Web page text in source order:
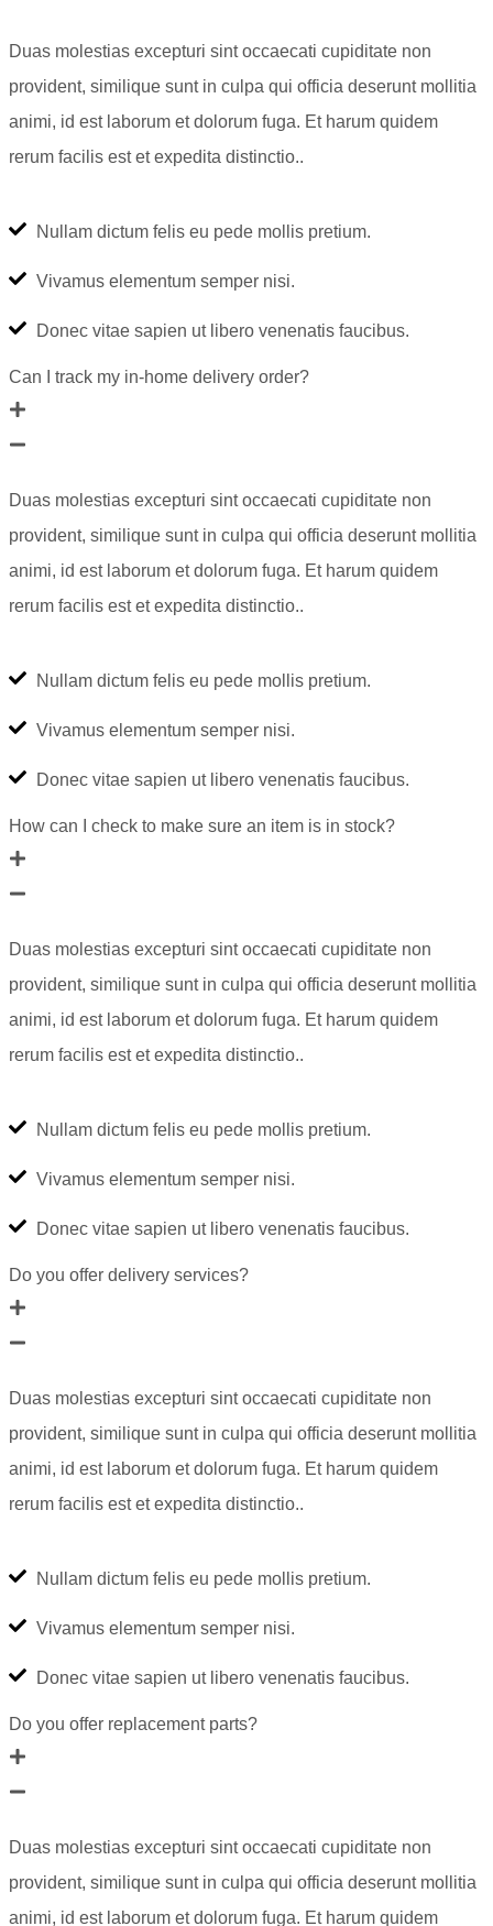
Duas molestias excepturi sint occaecati cupiditate non
provident, similique sunt in culpa qui officia deserunt mollitia
animi, id est laborum et dolorum fuga. Et harum quidem
rerum facilis est et expedita distinctio..
Nullam dictum felis eu pede mollis pretium.
Vivamus elementum semper nisi.
Donec vitae sapien ut libero venenatis faucibus.
Can I track my in-home delivery order?
Duas molestias excepturi sint occaecati cupiditate non
provident, similique sunt in culpa qui officia deserunt mollitia
animi, id est laborum et dolorum fuga. Et harum quidem
rerum facilis est et expedita distinctio..
Nullam dictum felis eu pede mollis pretium.
Vivamus elementum semper nisi.
Donec vitae sapien ut libero venenatis faucibus.
How can I check to make sure an item is in stock?
Duas molestias excepturi sint occaecati cupiditate non
provident, similique sunt in culpa qui officia deserunt mollitia
animi, id est laborum et dolorum fuga. Et harum quidem
rerum facilis est et expedita distinctio..
Nullam dictum felis eu pede mollis pretium.
Vivamus elementum semper nisi.
Donec vitae sapien ut libero venenatis faucibus.
Do you offer delivery services?
Duas molestias excepturi sint occaecati cupiditate non
provident, similique sunt in culpa qui officia deserunt mollitia
animi, id est laborum et dolorum fuga. Et harum quidem
rerum facilis est et expedita distinctio..
Nullam dictum felis eu pede mollis pretium.
Vivamus elementum semper nisi.
Donec vitae sapien ut libero venenatis faucibus.
Do you offer replacement parts?
Duas molestias excepturi sint occaecati cupiditate non
provident, similique sunt in culpa qui officia deserunt mollitia
animi, id est laborum et dolorum fuga. Et harum quidem